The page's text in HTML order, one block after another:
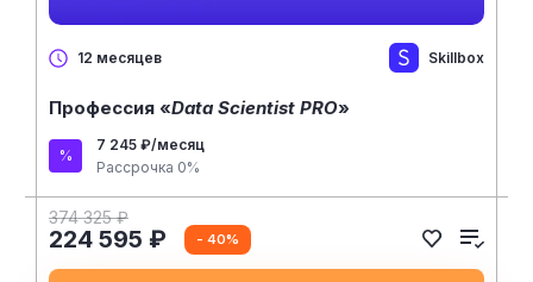
12 месяцев Skillbox
Профессия «Data Scientist PRO»
7 245 ₽/месяц
Рассрочка 0%
374 325 ₽
224 595 ₽ - 40%